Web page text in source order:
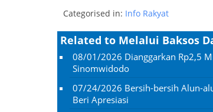
Categorised in: Info Rakyat
Related to Melalui Baksos
08/01/2026 Dianggarkan Rp2,5
Sinomwidodo
07/24/2026 Bersih-bersih Alun-
Beri Apresiasi